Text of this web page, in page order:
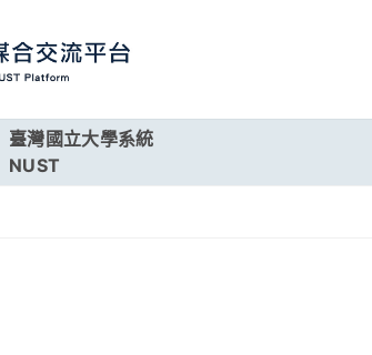
臺灣國立大學系統
NUST